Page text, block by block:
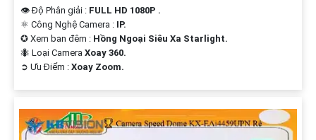
👁 Độ Phân giải : FULL HD 1080P .
⚛️ Công Nghệ Camera : IP.
✪ Xem ban đêm : Hồng Ngoại Siêu Xa Starlight.
🐜 Loại Camera Xoay 360.
️➲ Ưu Điểm : Xoay Zoom.